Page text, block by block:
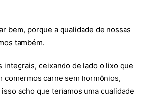
bem, porque a qualidade de nossas
também.
integrais, deixando de lado o lixo que
comermos carne sem hormônios,
acho que teríamos uma qualidade